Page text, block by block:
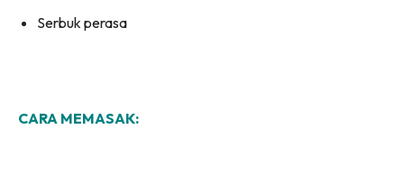
Serbuk perasa
CARA MEMASAK: